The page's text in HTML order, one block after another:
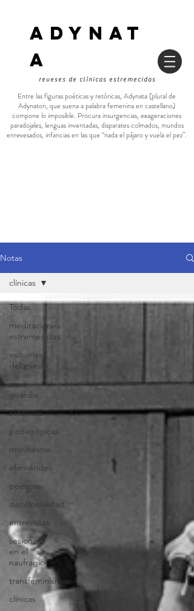
ADYNAT
a
reveses de clínicas estremecidas
Entre las figuras poéticas y retóricas, Adynata (plural de
Adynaton, que suena a palabra femenina en castellano)
compone lo imposible. Procura insurgencias, exageraciones
paradojales, lenguas inventadas, disparates colmados, mundos
enrevesados, infancias en las que “nada el pájaro y vuela el pez”.
Notas
Todas
meditaciones
estremecidas
esquirlas
del miedo
post
guardia
esteticas
pedagógicas
manifiestos
efemérides
poéticas
decolonialidad
entrevistas
sesiones
en el
naufragio
transfeminismos
clínicas
clínicas